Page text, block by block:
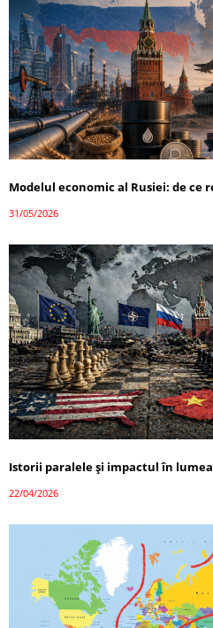
Modelul economic al Rusiei: de ce
31/05/2026
Istorii paralele și impactul în
22/04/2026